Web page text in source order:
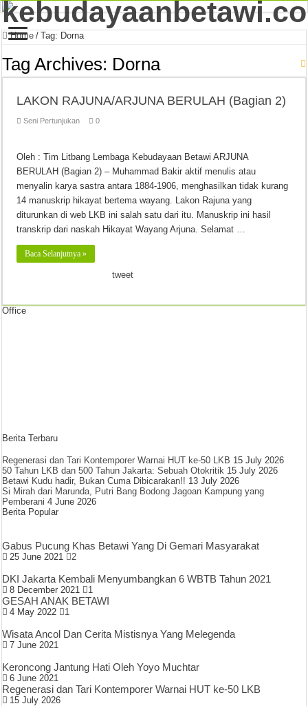
Home / Tag: Dorna
Tag Archives: Dorna
LAKON RAJUNA/ARJUNA BERULAH (Bagian 2)
Seni Pertunjukan 0
Oleh : Tim Litbang Lembaga Kebudayaan Betawi ARJUNA
BERULAH (Bagian 2) – Muhammad Bakir aktif menulis atau
menyalin karya sastra antara 1884-1906, menghasilkan tidak kurang
14 manuskrip hikayat bertema wayang. Lakon Rajuna yang
diturunkan di web LKB ini salah satu dari itu. Manuskrip ini hasil
transkrip dari naskah Hikayat Wayang Arjuna. Selamat …
Baca Selanjutnya »
tweet
Office
Berita Terbaru
Regenerasi dan Tari Kontemporer Warnai HUT ke-50 LKB 15 July 2026
50 Tahun LKB dan 500 Tahun Jakarta: Sebuah Otokritik 15 July 2026
Betawi Kudu hadir, Bukan Cuma Dibicarakan!! 13 July 2026
Si Mirah dari Marunda, Putri Bang Bodong Jagoan Kampung yang
Pemberani 4 June 2026
Berita Popular
Gabus Pucung Khas Betawi Yang Di Gemari Masyarakat
25 June 2021 2
DKI Jakarta Kembali Menyumbangkan 6 WBTB Tahun 2021
8 December 2021 1
GESAH ANAK BETAWI
4 May 2022 1
Wisata Ancol Dan Cerita Mistisnya Yang Melegenda
7 June 2021
Keroncong Jantung Hati Oleh Yoyo Muchtar
6 June 2021
Regenerasi dan Tari Kontemporer Warnai HUT ke-50 LKB
15 July 2026